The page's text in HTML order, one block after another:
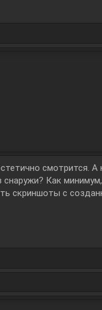
смотрится.
Как
скриншоты с